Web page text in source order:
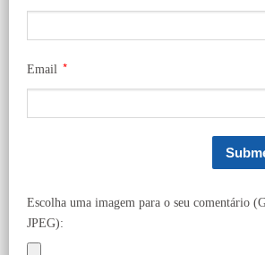
Email *
Escolha uma imagem para o seu comentário
JPEG):